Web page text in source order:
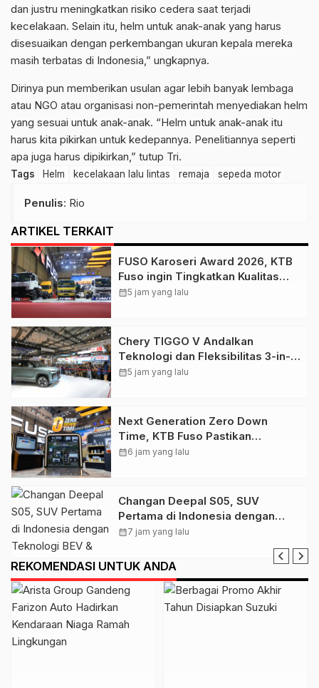
dan justru meningkatkan risiko cedera saat terjadi
kecelakaan. Selain itu, helm untuk anak-anak yang harus
disesuaikan dengan perkembangan ukuran kepala mereka
masih terbatas di Indonesia,” ungkapnya.
Dirinya pun memberikan usulan agar lebih banyak lembaga
atau NGO atau organisasi non-pemerintah menyediakan helm
yang sesuai untuk anak-anak. “Helm untuk anak-anak itu
harus kita pikirkan untuk kedepannya. Penelitiannya seperti
apa juga harus dipikirkan,” tutup Tri.
Tags Helm kecelakaan lalu lintas remaja sepeda motor
Penulis: Rio
ARTIKEL TERKAIT
FUSO Karoseri Award 2026, KTB
Fuso ingin Tingkatkan Kualitas
Industri Karoseri Dalam Negeri
calendar_month5 jam yang lalu
Chery TIGGO V Andalkan
Teknologi dan Fleksibilitas 3-in-1
untuk Pasar Indonesia
calendar_month5 jam yang lalu
Next Generation Zero Down
Time, KTB Fuso Pastikan
Kendaraan Niaga Konsumen tetap
calendar_month6 jam yang lalu
Changan Deepal S05, SUV
Pertama di Indonesia dengan
Teknologi BEV & REEV
calendar_month7 jam yang lalu
REKOMENDASI UNTUK ANDA